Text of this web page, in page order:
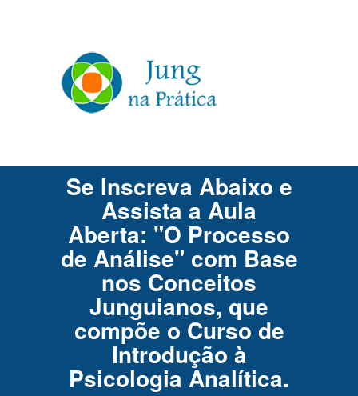
Se Inscreva Abaixo e
Assista a Aula
Aberta: "O Processo
de Análise" com Base
nos Conceitos
Junguianos, que
compõe o Curso de
Introdução à
Psicologia Analítica.